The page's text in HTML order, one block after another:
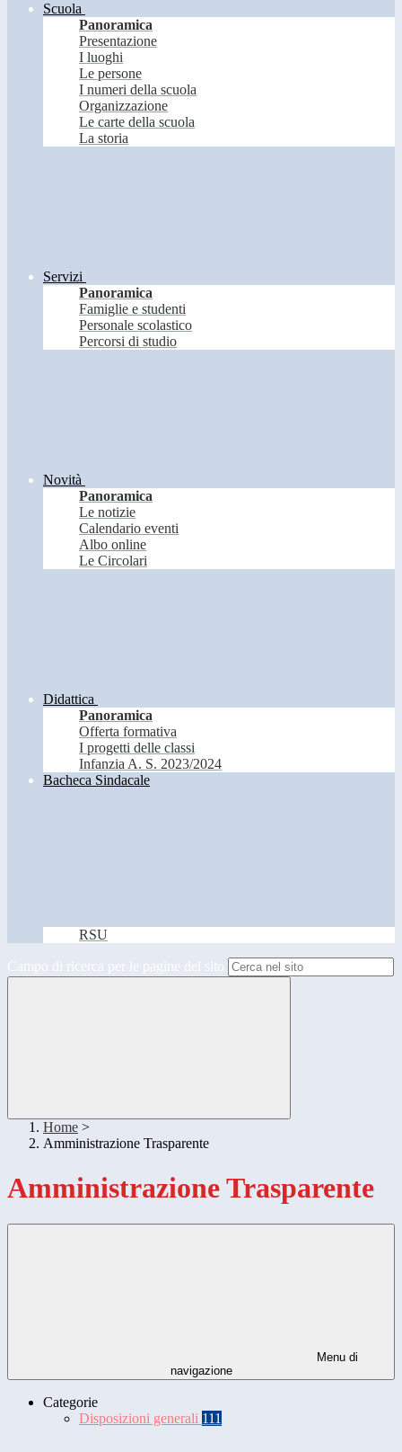
Scuola
Panoramica
Presentazione
I luoghi
Le persone
I numeri della scuola
Organizzazione
Le carte della scuola
La storia
Servizi
Panoramica
Famiglie e studenti
Personale scolastico
Percorsi di studio
Novità
Panoramica
Le notizie
Calendario eventi
Albo online
Le Circolari
Didattica
Panoramica
Offerta formativa
I progetti delle classi
Infanzia A. S. 2023/2024
Bacheca Sindacale
RSU
Campo di ricerca per le pagine del sito
Home >
Amministrazione Trasparente
Amministrazione Trasparente
Menu di
navigazione
Categorie
Disposizioni generali 111